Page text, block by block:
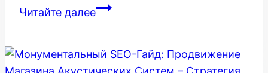
Читайте далееУглубленная
для